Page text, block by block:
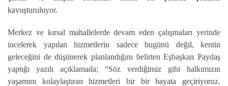
kavuşturuluyor.
Merkez ve kırsal mahallelerde devam eden çalışmaları yerinde
incelerek yapılan hizmetlerin sadece bugünü değil, kentin
geleceğini de düşünerek planlandığını belirten Eşbaşkan Paydaş
yaptığı yazılı açıklamada; “Söz verdiğimiz gibi halkımızın
yaşamını kolaylaştıran hizmetleri bir bir hayata geçiriyoruz.